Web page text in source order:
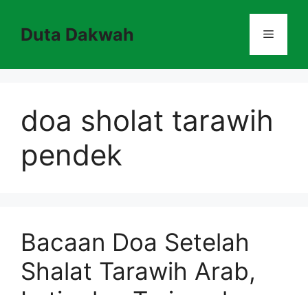
contentDuta Dakwah Menu
doa sholat tarawih
pendek
Bacaan Doa Setelah
Shalat Tarawih Arab,